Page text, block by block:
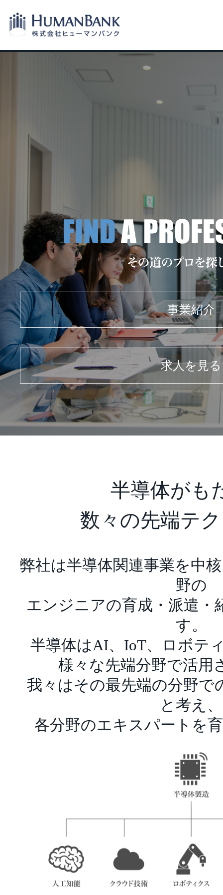
事業紹介
求人を見る
半導体がも
数々の先端テ
弊社は半導体関連事業を中
野の
エンジニアの育成・派遣・
す。
半導体はAI、IoT、ロボテ
様々な先端分野で活用
我々はその最先端の分野で
と考え、
各分野のエキスパートを